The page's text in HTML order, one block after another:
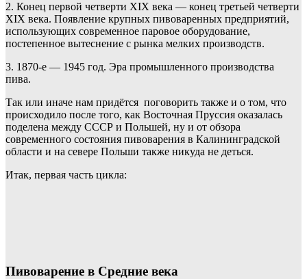
2. Конец первой четверти XIX века — конец третьей четверти
XIX века. Появление крупных пивоваренных предприятий,
использующих современное паровое оборудование,
постепенное вытеснение с рынка мелких производств.
3. 1870-е — 1945 год. Эра промышленного производства
пива.
Так или иначе нам придётся поговорить также и о том, что
происходило после того, как Восточная Пруссия оказалась
поделена между СССР и Польшей, ну и от обзора
современного состояния пивоварения в Калининградской
области и на севере Польши также никуда не деться.
Итак, первая часть цикла:
Пивоварение в Средние века